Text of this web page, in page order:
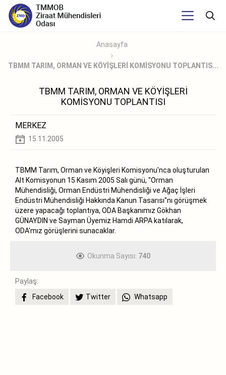
Anasayfa
TBMM TARIM, ORMAN VE KÖYİŞLERİ KOMİSYONU TOPLANTIS...
TBMM TARIM, ORMAN VE KÖYİŞLERİ
KOMİSYONU TOPLANTISI
MERKEZ
15.11.2005
TBMM Tarım, Orman ve Köyişleri Komisyonu'nca oluşturulan
Alt Komisyonun 15 Kasım 2005 Salı günü, "Orman
Mühendisliği, Orman Endüstri Mühendisliği ve Ağaç İşleri
Endüstri Mühendisliği Hakkında Kanun Tasarısı"nı görüşmek
üzere yapacağı toplantıya, ODA Başkanımız Gökhan
GÜNAYDIN ve Sayman Üyemiz Hamdi ARPA katılarak,
ODA'mız görüşlerini sunacaklar.
Okunma Sayısı: 740
Paylaş:
Facebook
Twitter Whatsapp